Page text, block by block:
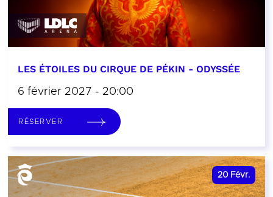
LES ÉTOILES DU CIRQUE DE PÉKIN - ODYSSÉE
6 février 2027 - 20:00
RÉSERVER
20 Févr.